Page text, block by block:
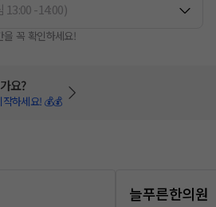
13:00-14:00)
꼭 확인하세요!
요?
작하세요! 💰💰
늘푸른한의원